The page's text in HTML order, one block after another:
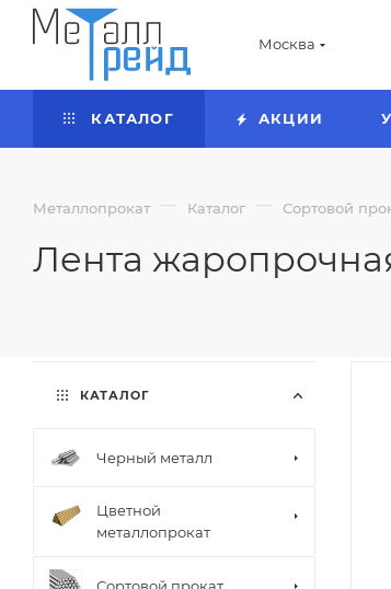
Москва
КАТАЛОГ АКЦИИ
Металлопрокат — Каталог — Сортовой
Лента
КАТАЛОГ
Черный металл
Цветной
металлопрокат
Сортовой прокат